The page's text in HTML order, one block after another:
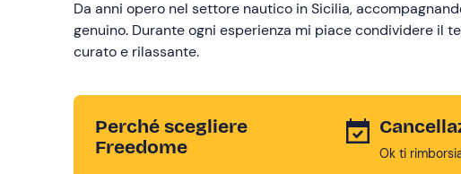
Da anni opero nel settore nautico in Sicilia,
genuino. Durante ogni esperienza mi piace condividere il
curato e rilassante.
Perché scegliere
Freedome
Ok ti